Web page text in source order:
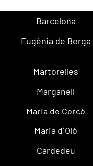
Barcelona
Eugènia de Berga
Martorelles
Marganell
Maria de Corcó
Maria d´Oló
Cardedeu